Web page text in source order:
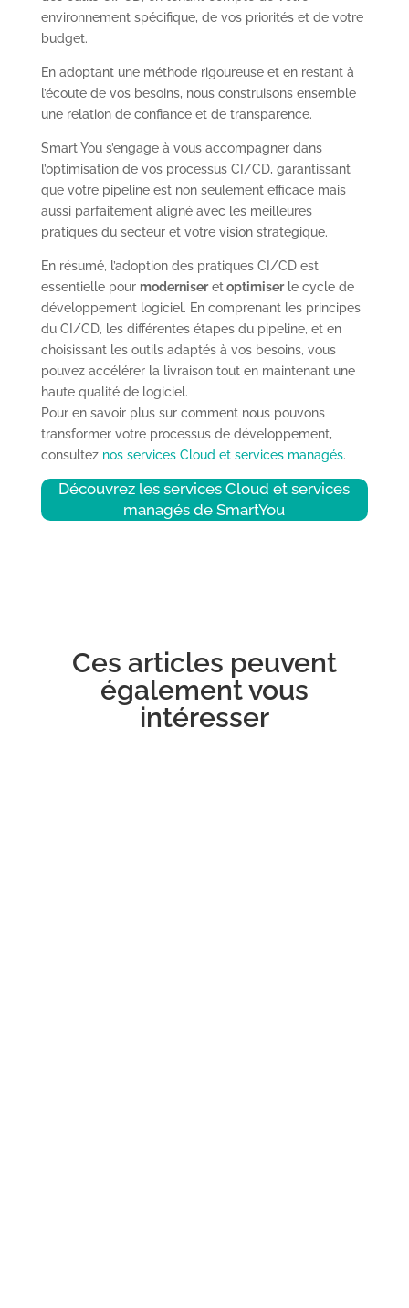
environnement spécifique, de vos priorités et de votre
budget.
En adoptant une méthode rigoureuse et en restant à
l’écoute de vos besoins, nous construisons ensemble
une relation de confiance et de transparence.
Smart You s’engage à vous accompagner dans
l’optimisation de vos processus CI/CD, garantissant
que votre pipeline est non seulement efficace mais
aussi parfaitement aligné avec les meilleures
pratiques du secteur et votre vision stratégique.
En résumé, l’adoption des pratiques CI/CD est
essentielle pour moderniseretoptimiserle cycle de
développement logiciel. En comprenant les principes
du CI/CD, les différentes étapes du pipeline, et en
choisissant les outils adaptés à vos besoins, vous
pouvez accélérer la livraison tout en maintenant une
haute qualité de logiciel.
Pour en savoir plus sur comment nous pouvons
transformer votre processus de développement,
consultez nos services Cloud et services managés.
Découvrez les services Cloud et services
managés de SmartYou
Ces articles peuvent
également vous
intéresser